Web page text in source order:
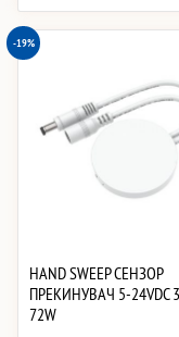
-19%
HAND SWEEP СЕНЗОР
ПРЕКИНУВАЧ 5-24VDC
72W